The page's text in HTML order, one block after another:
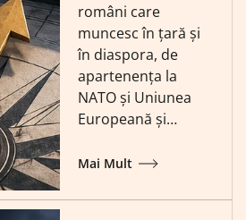
români care
muncesc în țară și
în diaspora, de
apartenența la
NATO și Uniunea
Europeană și…
Mai Mult